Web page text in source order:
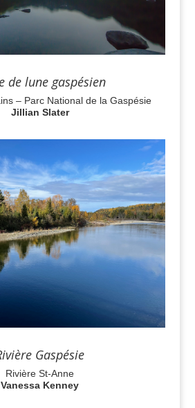
de lune gaspésien
– Parc National de la Gaspésie
Jillian Slater
Gaspésie
Rivière St-Anne
Vanessa Kenney